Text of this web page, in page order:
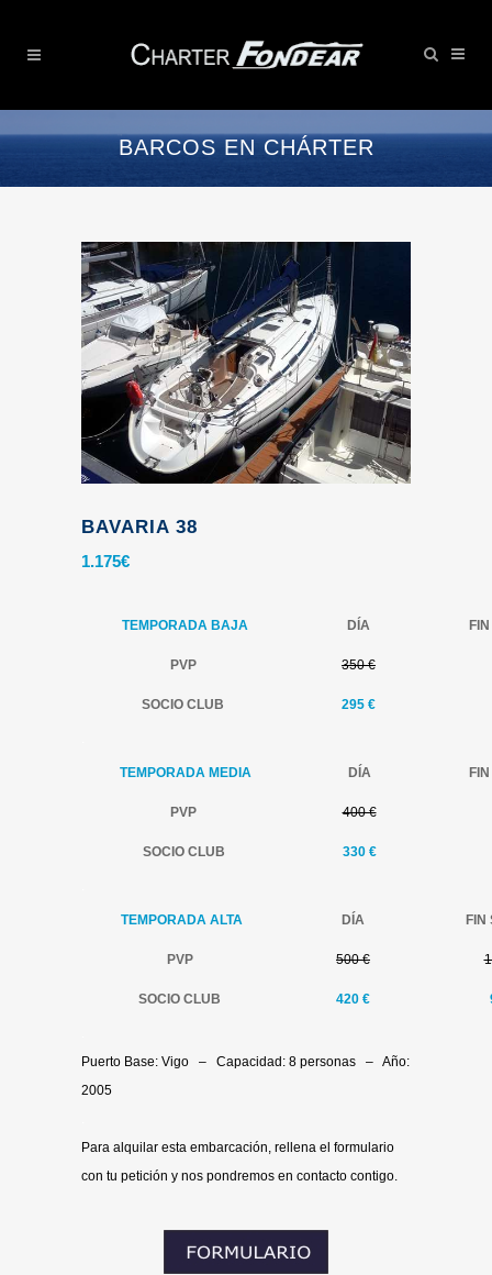
BARCOS EN CHÁRTER
BAVARIA 38
1.175€
TEMPORADA BAJA DÍA
PVP 350 €
SOCIO CLUB 295 €
TEMPORADA MEDIA DÍA
PVP 400 €
SOCIO CLUB 330 €
TEMPORADA ALTA DÍA FIN
PVP 500 €
SOCIO CLUB 420 €
Puerto Base: Vigo – Capacidad: 8 personas – Año:
2005
Para alquilar esta embarcación, rellena el formulario
con tu petición y nos pondremos en contacto contigo.